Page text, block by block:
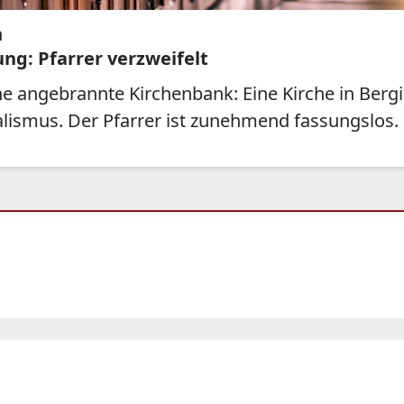
Pfarrer verzweifelt
angebrannte Kirchenbank: Eine Kirche in
Der Pfarrer ist zunehmend fassungslos.